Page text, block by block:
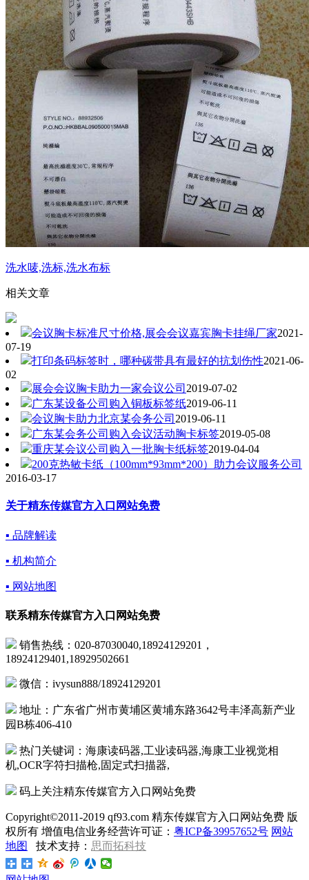
洗水唛,洗标,洗水布标
相关文章
会议胸卡标准尺寸价格,展会会议嘉宾胸卡挂绳厂家2021-
07-19
打印条码标签时，哪种碳带具有最好的抗划伤性2021-06-
02
展会会议胸卡助力一家会议公司 2019-07-02
广东某设备公司购入铜板标签纸2019-06-11
会议胸卡助力北京某会务公司 2019-06-11
广东某会务公司购入会议活动胸卡标签2019-05-08
重庆某会议公司购入一批胸卡纸标签2019-04-04
200克热敏卡纸（100mm*93mm*200）助力会议服务公司
2016-03-17
关于精东传媒官方入口网站免费
▪ 品牌解读
▪ 机构简介
▪ 网站地图
联系精东传媒官方入口网站免费
销售热线：020-87030040,18924129201，
18924129401,18929502661
微信：ivysun888/18924129201
地址：广东省广州市黄埔区黄埔东路3642号丰泽高新产业
园B栋406-410
热门关键词：海康读码器,工业读码器,海康工业视觉相
机,OCR字符扫描枪,固定式扫描器,
码上关注精东传媒官方入口网站免费
Copyright©2011-2019 qf93.com 精东传媒官方入口网站免费 版
权所有 增值电信业务经营许可证： 粤ICP备39957652号 网站
地图
技术支持： 思而拓科技